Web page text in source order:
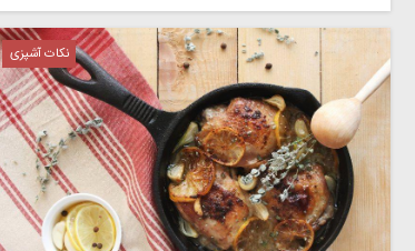
نکات آشپزی